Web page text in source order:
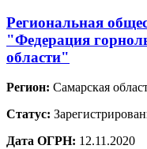
Региональная
"Федерация
области"
Регион: Самарская
Статус:
Дата ОГРН: 12.11.2020